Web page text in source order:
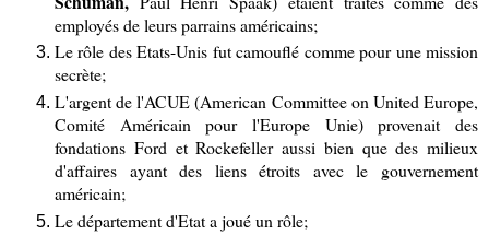
employés de leurs parrains américains;
Le rôle des Etats-Unis fut camouflé comme pour une mission
secrète;
L'argent de l'ACUE (American Committee on United Europe,
Comité Américain pour l'Europe Unie) provenait des
fondations Ford et Rockefeller aussi bien que des milieux
d'affaires ayant des liens étroits avec le gouvernement
américain;
Le département d'Etat a joué un rôle;